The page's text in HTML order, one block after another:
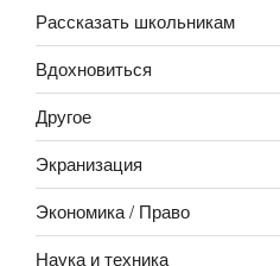
Рассказать школьникам
Вдохновиться
Другое
Экранизация
Экономика / Право
Наука и техника